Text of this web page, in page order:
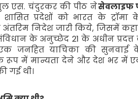
एस. चंदुरकर की पीठ नेसेवलाइफ
प्रदेशों को भारत के ट्रॉमा
निदेश जारी किये, जिसमें
के अनुच्छेद 21के अधीन
जनहित याचिका की सुनवाई
रूप में मान्यता देने और देश भर में
गई थी।